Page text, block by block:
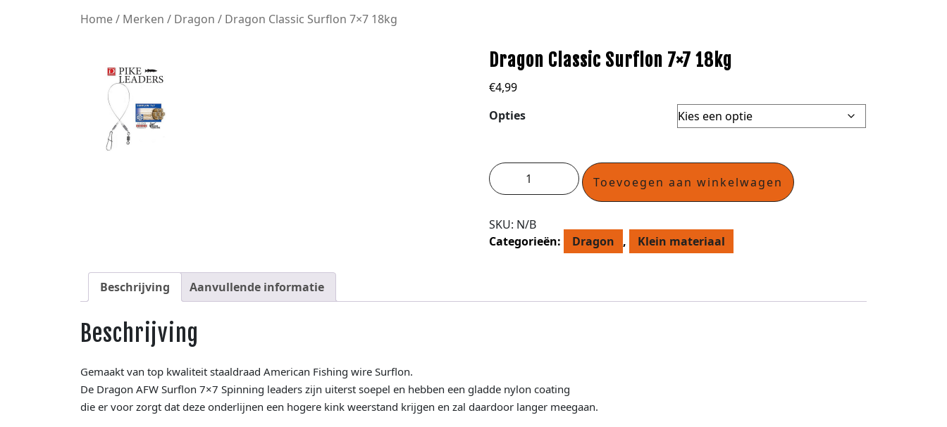
Home/ Merken / Dragon / Dragon Classic Surflon 7×7 18kg
Dragon Classic Surflon 7×7 18kg
€4,99
Opties
Toevoegen aan winkelwagen
SKU: N/B
Categorieën:
Dragon , Klein materiaal
Beschrijving Aanvullende informatie
Beschrijving
Gemaakt van top kwaliteit staaldraad American Fishing wire Surflon.
De Dragon AFW Surflon 7×7 Spinning leaders zijn uiterst soepel en hebben een gladde nylon coating
die er voor zorgt dat deze onderlijnen een hogere kink weerstand krijgen en zal daardoor langer meegaan.